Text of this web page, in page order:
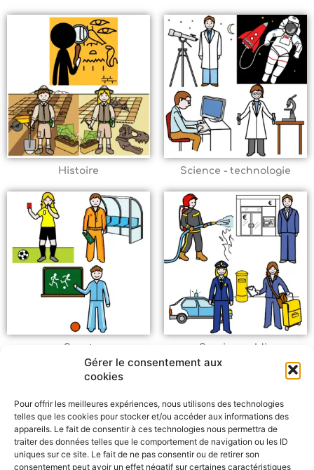
Gérer le consentement aux
cookies
Pour offrir les meilleures expériences, nous utilisons des technologies
telles que les cookies pour stocker et/ou accéder aux informations des
appareils. Le fait de consentir à ces technologies nous permettra de
traiter des données telles que le comportement de navigation ou les ID
uniques sur ce site. Le fait de ne pas consentir ou de retirer son
consentement peut avoir un effet négatif sur certaines caractéristiques
Histoire Science - technologie
Sport Service public